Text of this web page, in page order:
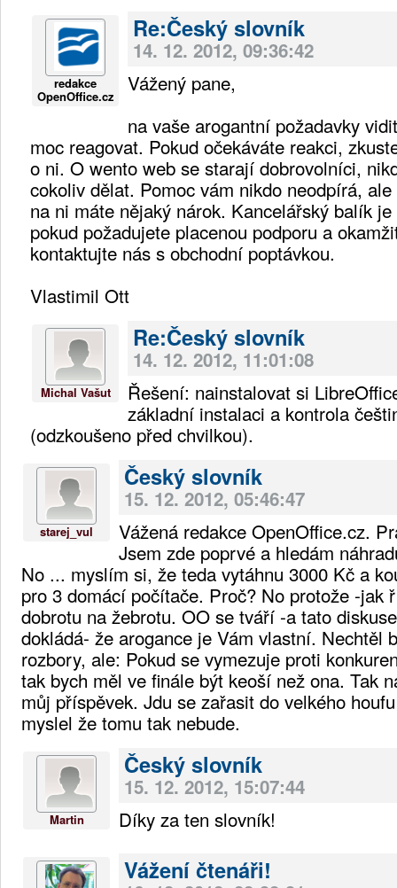
redakce
OpenOffice.cz
Re:Český slovník
14. 12. 2012, 09:36:42
Vážený pane,
na vaše arogantní požadavky
moc reagovat. Pokud očekáváte reakci,
o ni. O wento web se starají dobrovolníci,
cokoliv dělat. Pomoc vám nikdo neodpírá,
na ni máte nějaký nárok. Kancelářský balík
pokud požadujete placenou podporu a
kontaktujte nás s obchodní poptávkou.
Vlastimil Ott
Michal Vašut
Re:Český slovník
14. 12. 2012, 11:01:08
Řešení: nainstalovat si
základní instalaci a kontrola
(odzkoušeno před chvilkou).
starej_vul
Český slovník
15. 12. 2012, 05:46:47
Vážená redakce OpenOffice.cz.
Jsem zde poprvé a hledám
No ... myslím si, že teda vytáhnu 3000 Kč a
pro 3 domácí počítače. Proč? No protože -jak
dobrotu na žebrotu. OO se tváří -a tato
dokládá- že arogance je Vám vlastní. Nechtěl
rozbory, ale: Pokud se vymezuje proti
tak bych měl ve finále být keoší než ona. Tak
můj příspěvek. Jdu se zařasit do velkého
myslel že tomu tak nebude.
Martin
Český slovník
15. 12. 2012, 15:07:44
Díky za ten slovník!
Vážení čtenáři!